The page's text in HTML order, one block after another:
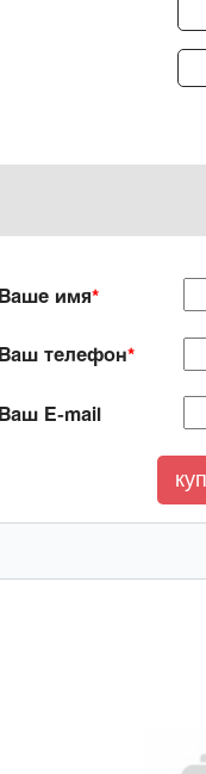
Ваше имя*
Ваш телефон*
Ваш E-mail